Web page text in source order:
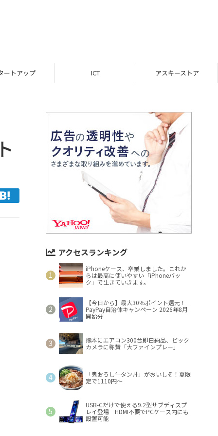
ICT アスキーストア インフォメーション
アクセスランキング
iPhoneケース、卒業しました。これか
らは最高に使いやすい「iPhoneバッ
ク」で生きていきます。
【今日から】最大30％ポイント還元！
PayPay自治体キャンペーン 2026年8月
開始分
熊本にエアコン300台即日納品、ビック
カメラに称賛「大ファインプレー」
「鬼おろし牛タン丼」がおいしそ！夏限
定で1110円～
USB-Cだけで使える9.2型サブディスプ
レイ登場 HDMI不要でPCケース内にも
設置可能